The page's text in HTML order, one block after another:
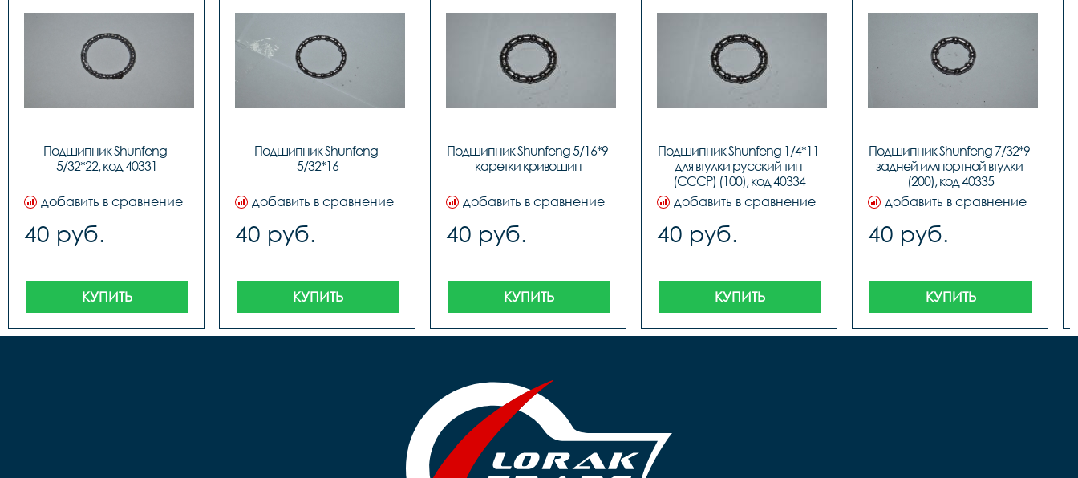
Подшипник Shunfeng
5/32*22, код 40331
добавить в сравнение
40 руб.
КУПИТЬ
Подшипник Shunfeng
5/32*16
добавить в сравнение
40 руб.
КУПИТЬ
Подшипник Shunfeng 5/16*9
каретки кривошип
добавить в сравнение
40 руб.
КУПИТЬ
Подшипник Shunfeng 1/4*11
для втулки русский тип
(СССР) (100), код 40334
добавить в сравнение
40 руб.
КУПИТЬ
Подшипник Shunfeng 7/32*9
задней импортной втулки
(200), код 40335
добавить в сравнение
40 руб.
КУПИТЬ